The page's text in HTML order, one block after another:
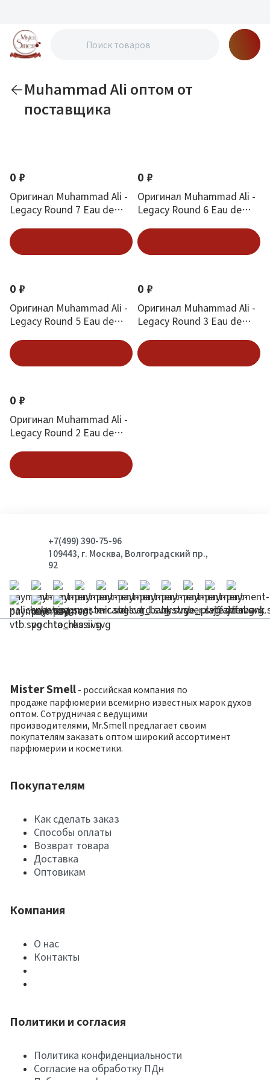
Muhammad Ali оптом от
поставщика
0 ₽
Оригинал Muhammad Ali -
Legacy Round 7 Eau de
0 ₽
Оригинал Muhammad Ali -
Legacy Round 6 Eau de
0 ₽
Оригинал Muhammad Ali -
Legacy Round 5 Eau de
0 ₽
Оригинал Muhammad Ali -
Legacy Round 3 Eau de
0 ₽
Оригинал Muhammad Ali -
Legacy Round 2 Eau de
+7(499) 390-75-96
109443, г. Москва, Волгоградский пр.,
92
Mister Smell - российская компания по
продаже парфюмерии всемирно известных марок духов
оптом. Сотрудничая с ведущими
производителями, Mr.Smell предлагает своим
покупателям заказать оптом широкий ассортимент
парфюмерии и косметики.
Покупателям
Как сделать заказ
Способы оплаты
Возврат товара
Доставка
Оптовикам
Компания
О нас
Контакты
Политики и согласия
Политика конфиденциальности
Согласие на обработку ПДн